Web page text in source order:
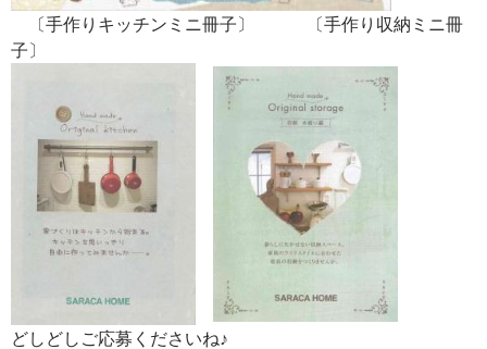
〔手作りキッチンミニ冊子〕 〔手作り収納ミニ冊
子〕
どしどしご応募くださいね♪